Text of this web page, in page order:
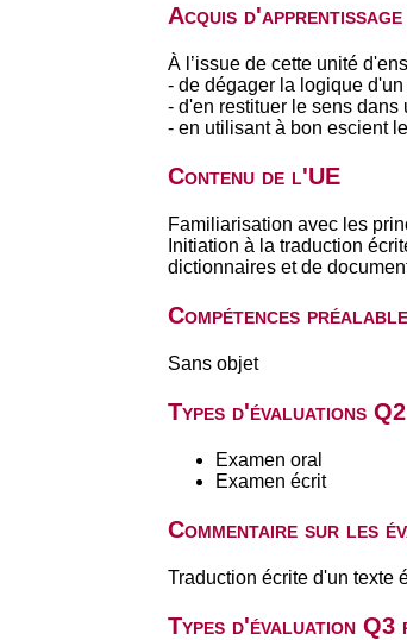
Acquis
À l’issue de cette unité
- de dégager la logique
- d'en restituer le sens dans
- en utilisant à bon escient
Contenu de l'UE
Familiarisation avec les
Initiation à la traduction
dictionnaires et de
Compétences
Sans objet
Types d'évaluations
Examen oral
Examen écrit
Commentaire sur les
Traduction écrite d'un texte
Types d'évaluation